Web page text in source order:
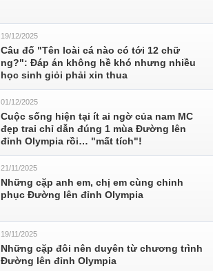
19/12/2025
Câu đố "Tên loài cá nào có tới 12 chữ
ng?": Đáp án không hề khó nhưng nhiều
học sinh giỏi phải xin thua
01/12/2025
Cuộc sống hiện tại ít ai ngờ của nam MC
đẹp trai chỉ dẫn đúng 1 mùa Đường lên
đỉnh Olympia rồi… "mất tích"!
21/11/2025
Những cặp anh em, chị em cùng chinh
phục Đường lên đỉnh Olympia
19/11/2025
Những cặp đôi nên duyên từ chương trình
Đường lên đỉnh Olympia